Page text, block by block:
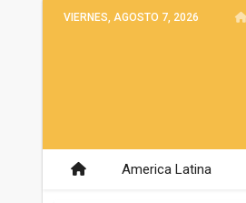
VIERNES, AGOSTO 7, 2026
America Latina